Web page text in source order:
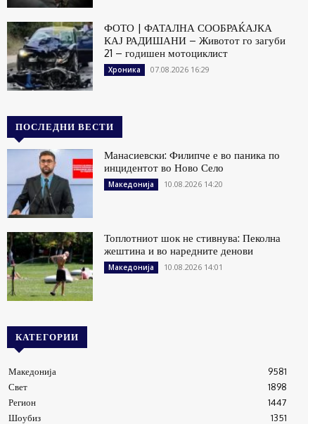
ФОТО | ФАТАЛНА СООБРАЌАЈКА
КАЈ РАДИШАНИ – Животот го загуби
21 – годишен мотоциклист
Хроника 07.08.2026 16:29
ПОСЛЕДНИ ВЕСТИ
Манасиевски: Филипче е во паника по
инцидентот во Ново Село
Македонија 10.08.2026 14:20
Топлотниот шок не стивнува: Пеколна
жештина и во наредните денови
Македонија 10.08.2026 14:01
КАТЕГОРИИ
Македонија
9581
Свет
1898
Регион
1447
Шоубиз
1351